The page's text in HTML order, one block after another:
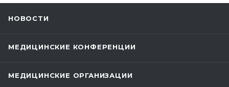
НОВОСТИ
МЕДИЦИНСКИЕ КОНФЕРЕНЦИИ
МЕДИЦИНСКИЕ ОРГАНИЗАЦИИ